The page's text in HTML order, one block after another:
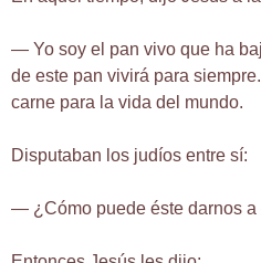
— Yo soy el pan vivo que ha
de este pan vivirá para
carne para la vida del mundo.
Disputaban los judíos entre sí:
— ¿Cómo puede éste darnos a